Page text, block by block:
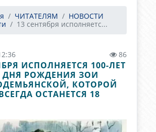
ЧИТАТЕЛЯМ
НОВОСТИ
13 сентября исполняетс...
86
ИСПОЛНЯЕТСЯ 100-ЛЕТ
ДНЯ РОЖДЕНИЯ ЗОИ
КОТОРОЙ
ОСТАНЕТСЯ 18